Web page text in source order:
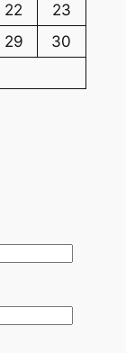
22
23
29
30